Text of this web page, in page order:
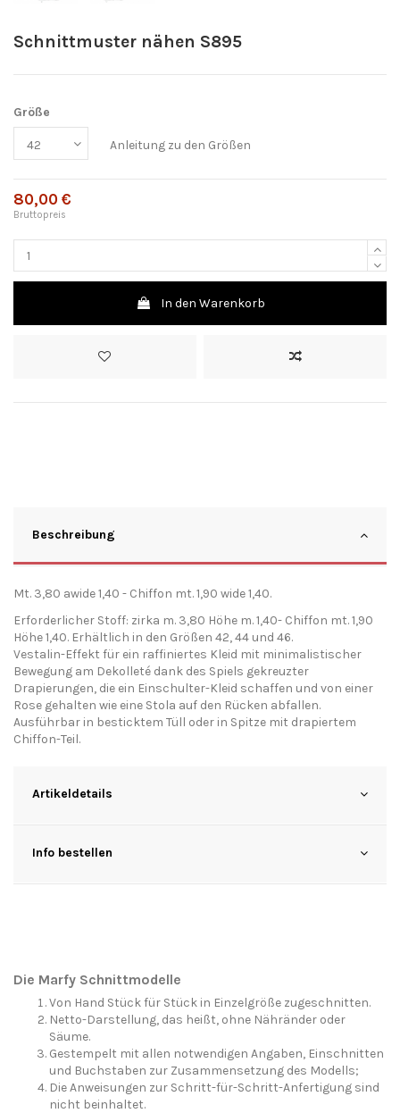
Schnittmuster nähen S895
Größe
Anleitung zu den Größen
80,00 €
Bruttopreis
In den Warenkorb
Beschreibung
Mt. 3,80 awide 1,40 - Chiffon mt. 1,90 wide 1,40.
Erforderlicher Stoff: zirka m. 3,80 Höhe m. 1,40- Chiffon mt. 1,90
Höhe 1,40. Erhältlich in den Größen 42, 44 und 46.
Vestalin-Effekt für ein raffiniertes Kleid mit minimalistischer
Bewegung am Dekolleté dank des Spiels gekreuzter
Drapierungen, die ein Einschulter-Kleid schaffen und von einer
Rose gehalten wie eine Stola auf den Rücken abfallen.
Ausführbar in besticktem Tüll oder in Spitze mit drapiertem
Chiffon-Teil.
Artikeldetails
Info bestellen
Die Marfy Schnittmodelle
Von Hand Stück für Stück in Einzelgröße zugeschnitten.
Netto-Darstellung, das heißt, ohne Nähränder oder
Säume.
Gestempelt mit allen notwendigen Angaben, Einschnitten
und Buchstaben zur Zusammensetzung des Modells;
Die Anweisungen zur Schritt-für-Schritt-Anfertigung sind
nicht beinhaltet.